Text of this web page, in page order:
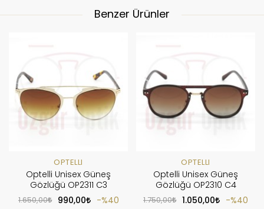
Benzer Ürünler
OPTELLI
Optelli Unisex Güneş
Gözlüğü OP2311 C3
1.650,00 990,00 %40
OPTELLI
Optelli Unisex Güneş
Gözlüğü OP2310 C4
1.750,00 1.050,00 %40